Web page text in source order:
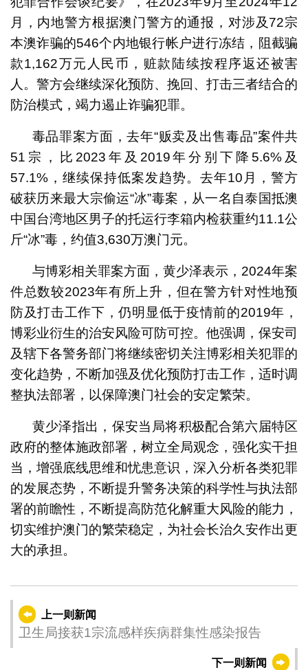
月，内地警方根据澳门警方的通报，对涉及72宗
本澳诈骗的546个内地银行帐户进行冻结，阻截骗
款1,162万元人民币，赃款陆续按程序返还被害
人。警方会继续深化预防、挽回、打击三者结合的
防治模式，竭力遏止诈骗犯罪。
毒品罪案方面，去年“贩卖及出售毒品”案件共
51宗，比2023年及2019年分别下降5.6%及
57.1%，继续保持低案发趋势。去年10月，警方
破获历来最大宗偷运“冰”毒案，从一名自泰国抵澳
中国台湾地区男子的托运行李箱内检获重约11.1公
斤“冰”毒，约值3,630万澳门元。
与博彩相关罪案方面，黄少泽表示，2024年案
件总数较2023年有所上升，但在警方针对性地预
防及打击工作下，仍明显低于疫情前的2019年，
博彩业衍生的治安风险可防可控。他强调，保安司
及辖下各警务部门将继续密切关注博彩相关犯罪的
变化趋势，不断加强及优化预防打击工作，适时调
整执法部署，以保障澳门社会的安定繁荣。
黄少泽指出，保安当局将积极配合第六届特区
政府的整体施政部署，树立全局观念，强化实干担
当，增强底线思维和忧患意识，深入分析各类犯罪
的发展态势，不断提升警务决策的科学性与执法部
署的前瞻性，不断提高防范化解重大风险的能力，
切实维护澳门的繁荣稳定，为社会长治久安作出更
大的承担。
上一则新闻
卫生局接获1宗流感样疾病群集性感染报告
下一则新闻